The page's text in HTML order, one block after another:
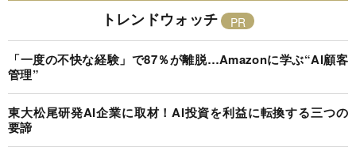
トレンドウォッチ
「一度の不快な経験」で87％が離脱…Amazonに学ぶ“AI顧客
管理”
東大松尾研発AI企業に取材！AI投資を利益に転換する三つの
要諦